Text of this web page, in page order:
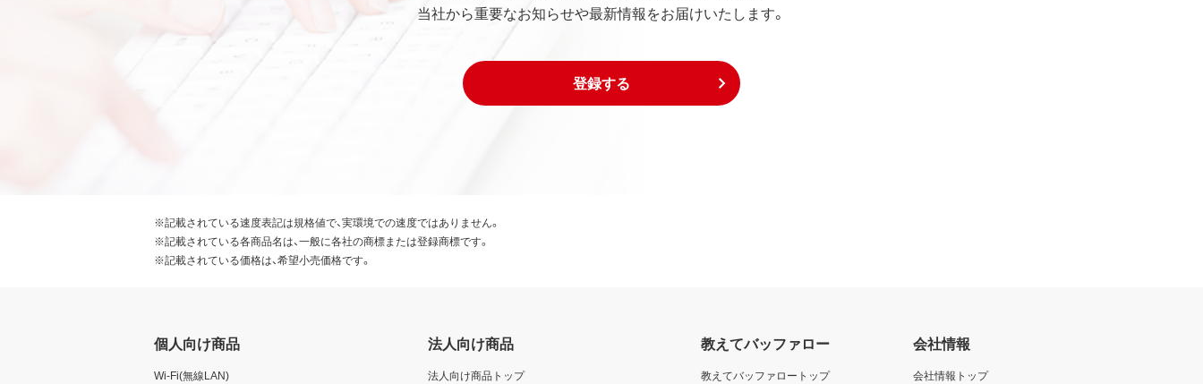
当社から重要なお知らせや最新情報をお届けいたします。
登録する
※記載されている速度表記は規格値で、実環境での速度ではありません。
※記載されている各商品名は、一般に各社の商標または登録商標です。
※記載されている価格は、希望小売価格です。
個人向け商品
Wi-Fi(無線LAN)
法人向け商品
法人向け商品トップ
教えてバッファロー
教えてバッファロートップ
会社情報
会社情報トップ